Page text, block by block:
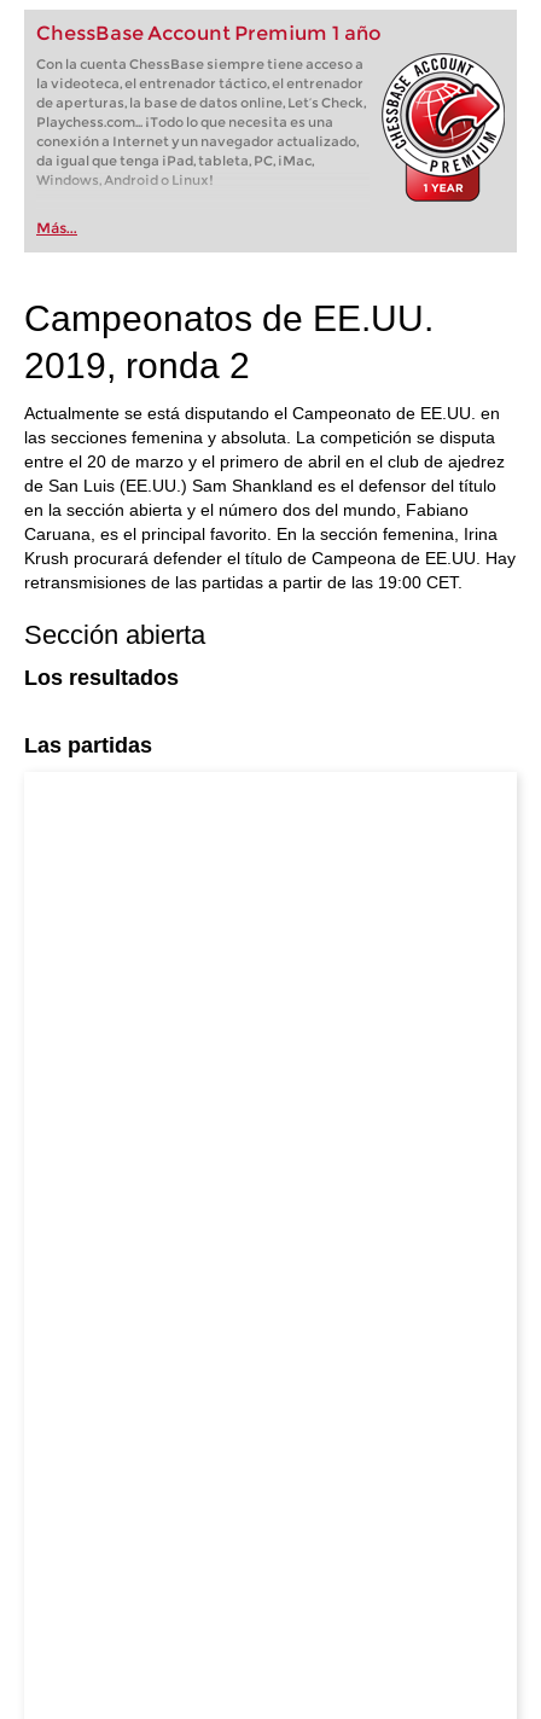
ChessBase Account Premium 1 año
Con la cuenta ChessBase siempre tiene acceso a
la videoteca, el entrenador táctico, el entrenador
de aperturas, la base de datos online, Let’s Check,
Playchess.com... ¡Todo lo que necesita es una
conexión a Internet y un navegador actualizado,
da igual que tenga iPad, tableta, PC, iMac,
Windows, Android o Linux!
Más...
Campeonatos de EE.UU.
2019, ronda 2
Actualmente se está disputando el Campeonato de EE.UU. en
las secciones femenina y absoluta. La competición se disputa
entre el 20 de marzo y el primero de abril en el club de ajedrez
de San Luis (EE.UU.) Sam Shankland es el defensor del título
en la sección abierta y el número dos del mundo, Fabiano
Caruana, es el principal favorito. En la sección femenina, Irina
Krush procurará defender el título de Campeona de EE.UU. Hay
retransmisiones de las partidas a partir de las 19:00 CET.
Sección abierta
Los resultados
Las partidas